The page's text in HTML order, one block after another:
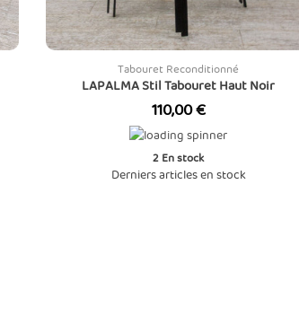
Tabouret Reconditionné
LAPALMA Stil Tabouret Haut Noir
Prix
110,00 €
2 En stock
Derniers articles en stock